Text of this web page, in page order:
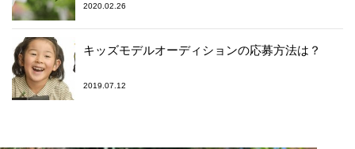
2020.02.26
キッズモデルオーディションの応募方法は？
2019.07.12